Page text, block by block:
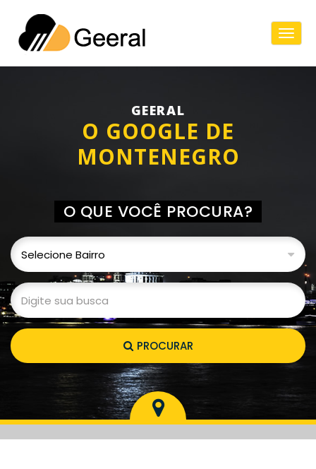
GEERAL
O GOOGLE DE
MONTENEGRO
O QUE VOCÊ PROCURA?
PROCURAR